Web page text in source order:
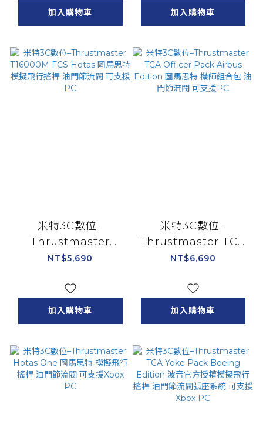
加入購物車
桿 油門節流閥 飛行腳
舵 可支援PC
加入購物車
米特3C數位–
Thrustmaster
T16000M FCS
飛行搖桿 油門節流閥
可支援PC
NT$5,690
加入購物車
米特3C數位–
Thrustmaster TCA
Officer Pack
思特 機師組合包 油門
節流閥 可支援PC
NT$6,690
加入購物車